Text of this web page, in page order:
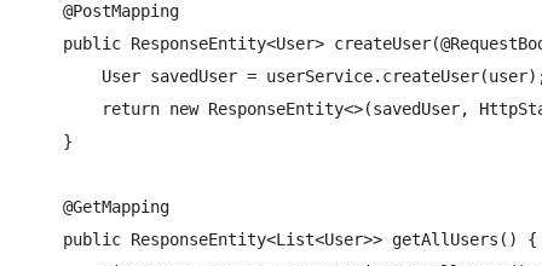
    @PostMapping
public ResponseEntity<User>
User savedUser =
return new ResponseEntity<>(savedUser,
    }
    @GetMapping
    public ResponseEntity<List<User>> getAllUsers() {